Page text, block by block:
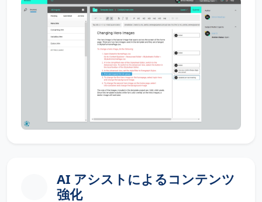
AI アシストによるコンテンツ
強化